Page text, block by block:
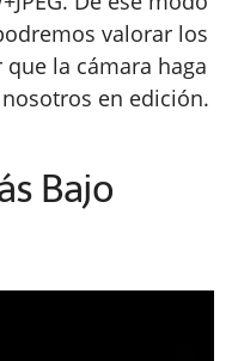
valorar los
la cámara haga
en edición.
Bajo